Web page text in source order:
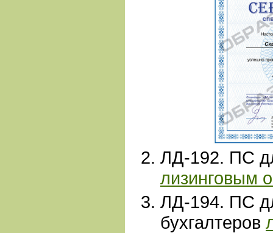
ЛД-192. ПС
лизинговым
ЛД-194. ПС
бухгалтеров